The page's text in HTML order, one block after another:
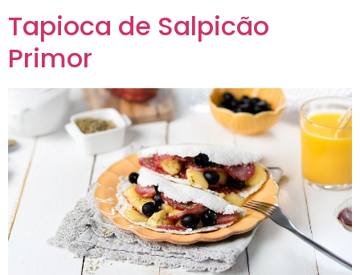
Tapioca de Salpicão
Primor